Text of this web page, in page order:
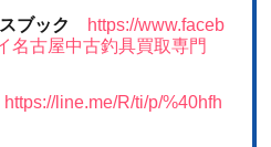
ブック
https://www.faceb
名古屋中古釣具買取専門
https://line.me/R/ti/p/%40hfh